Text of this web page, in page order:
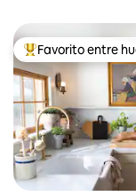
De los mejores en
Favorito entre